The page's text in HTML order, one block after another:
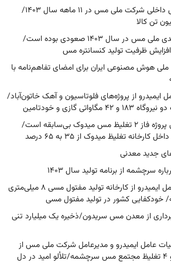
رشد ۲۵ درصدی فروش داخلی شرکت ملی مس در ۱۱ ماهه سال ۱۴۰۳/
همه شاخص‌های تولیدی ملی مس در سال ۱۴۰۳ صعودی بوده است/
افزایش ظرفیت تولید کنسانتره مس
هوش مصنوعی ایران برای امضای تفاهم‌نامه با
ایمیدرو از پروژه‌های فلوتاسیون و آهک خاتون‌آباد/
گازی و خودتامین
بومی‌سازی ۶۵ درصدی پروژه فاز ۲ تغلیظ مس میدوک بی‌سابقه است/
تغلیظ میدوک از ۳۵ به ۶۵ درصد
جدید معدنی
سرچشمه از برنامه تولید سال ۱۴۰۳
بازدید رئیس هیئت عامل ایمیدرو از کارخانه تولید مفتول مسی ۸ میلی‌متری
کشور در تولید مفتول مسی
از معدن مس سریدون/ذخیره یک میلیارد تنی
عامل ایمیدرو و مدیرعامل شرکت ملی مس از
ابرپروژه احداث فاز ۳ و ۴ تغلیظ مجتمع مس سرچشمه/تلألو امید در دل